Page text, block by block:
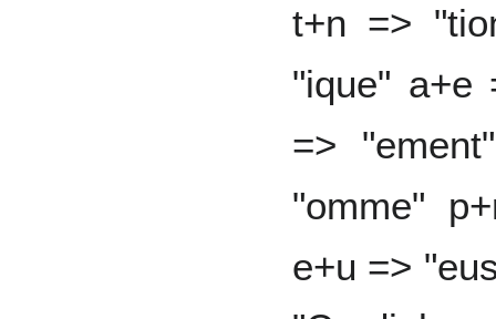
t+n =>
"ique" a+e
=>
"omme"
e+u =>